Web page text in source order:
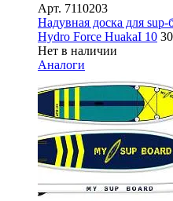
Арт. 7110203
Надувная доска для sup-
Hydro Force HuakaI 10
Нет в наличии
Аналоги